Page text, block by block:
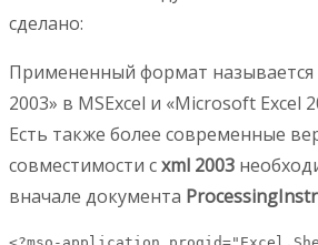
сделано:
Примененный формат называется
2003» в MSExcel и «Microsoft Excel
Есть также более современные
совместимости сxml 2003
вначале документа